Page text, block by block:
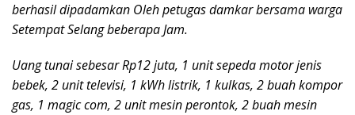
berhasil dipadamkan Oleh petugas damkar bersama warga
Setempat Selang beberapa Jam.
Uang tunai sebesar Rp12 juta, 1 unit sepeda motor jenis
bebek, 2 unit televisi, 1 kWh listrik, 1 kulkas, 2 buah kompor
gas, 1 magic com, 2 unit mesin perontok, 2 buah mesin